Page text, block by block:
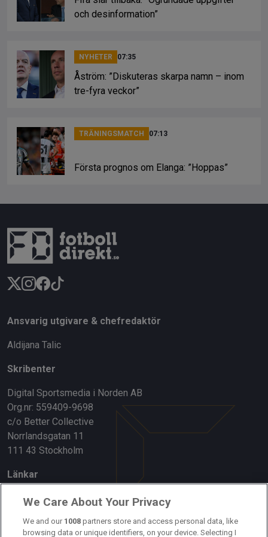
och desinformation”
NYHETER 07:35
Åström: ”Diskuteras skarpa namn – inom
tre-fyra veckor”
TRÄNINGSMATCH 07:13
Första prognos om Elanga: ”Hoppas”
Ansvarig utgivare & chefredaktör
Aldijana Talic
Skribenter
Digital Sportsmedia i Norden AB
Org.nr: 559409-9698
c/o Better Collective
Norrlandsgatan 11
111 43 Stockholm
Länkar
Om oss
Kontakta oss
We Care About Your Privacy
We and our 1008 partners store and access personal data, like
browsing data or unique identifiers, on your device. Selecting I